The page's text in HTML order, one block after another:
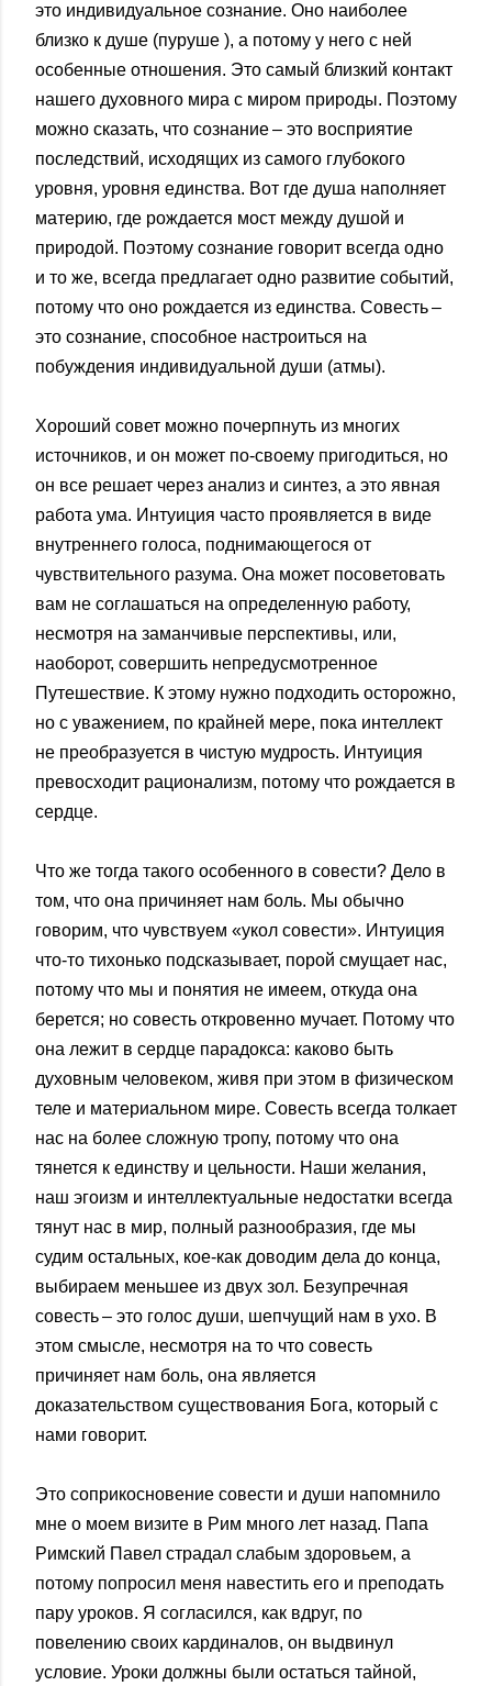
это индивидуальное сознание. Оно наиболее
близко к душе (пуруше ), а потому у него с ней
особенные отношения. Это самый близкий контакт
нашего духовного мира с миром природы. Поэтому
можно сказать, что сознание – это восприятие
последствий, исходящих из самого глубокого
уровня, уровня единства. Вот где душа наполняет
материю, где рождается мост между душой и
природой. Поэтому сознание говорит всегда одно
и то же, всегда предлагает одно развитие событий,
потому что оно рождается из единства. Совесть –
это сознание, способное настроиться на
побуждения индивидуальной души (атмы).
Хороший совет можно почерпнуть из многих
источников, и он может по-своему пригодиться, но
он все решает через анализ и синтез, а это явная
работа ума. Интуиция часто проявляется в виде
внутреннего голоса, поднимающегося от
чувствительного разума. Она может посоветовать
вам не соглашаться на определенную работу,
несмотря на заманчивые перспективы, или,
наоборот, совершить непредусмотренное
Путешествие. К этому нужно подходить осторожно,
но с уважением, по крайней мере, пока интеллект
не преобразуется в чистую мудрость. Интуиция
превосходит рационализм, потому что рождается в
сердце.
Что же тогда такого особенного в совести? Дело в
том, что она причиняет нам боль. Мы обычно
говорим, что чувствуем «укол совести». Интуиция
что-то тихонько подсказывает, порой смущает нас,
потому что мы и понятия не имеем, откуда она
берется; но совесть откровенно мучает. Потому что
она лежит в сердце парадокса: каково быть
духовным человеком, живя при этом в физическом
теле и материальном мире. Совесть всегда толкает
нас на более сложную тропу, потому что она
тянется к единству и цельности. Наши желания,
наш эгоизм и интеллектуальные недостатки всегда
тянут нас в мир, полный разнообразия, где мы
судим остальных, кое-как доводим дела до конца,
выбираем меньшее из двух зол. Безупречная
совесть – это голос души, шепчущий нам в ухо. В
этом смысле, несмотря на то что совесть
причиняет нам боль, она является
доказательством существования Бога, который с
нами говорит.
Это соприкосновение совести и души напомнило
мне о моем визите в Рим много лет назад. Папа
Римский Павел страдал слабым здоровьем, а
потому попросил меня навестить его и преподать
пару уроков. Я согласился, как вдруг, по
повелению своих кардиналов, он выдвинул
условие. Уроки должны были остаться тайной,